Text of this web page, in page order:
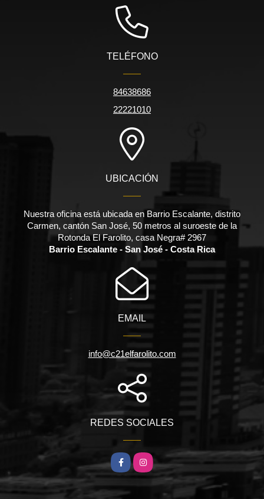
TELÉFONO
84638686
22221010
UBICACIÓN
Nuestra oficina está ubicada en Barrio Escalante, distrito
Carmen, cantón San José, 50 metros al suroeste de la
Rotonda El Farolito, casa Negra# 2967
Barrio Escalante - San José - Costa Rica
EMAIL
info@c21elfarolito.com
REDES SOCIALES
FacebookInstagram